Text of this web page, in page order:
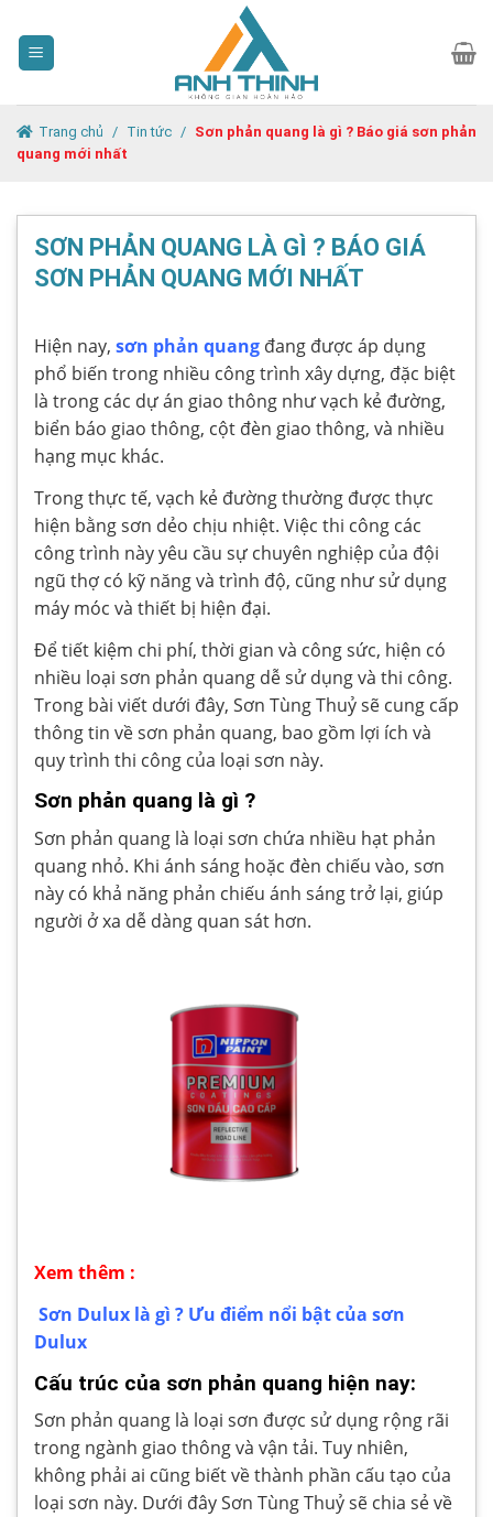
content
Trang chủ / Tin tức / Sơn phản quang là gì ? Báo giá sơn phản
quang mới nhất
SƠN PHẢN QUANG LÀ GÌ ? BÁO GIÁ
SƠN PHẢN QUANG MỚI NHẤT
Hiện nay, sơn phản quang đang được áp dụng
phổ biến trong nhiều công trình xây dựng, đặc biệt
là trong các dự án giao thông như vạch kẻ đường,
biển báo giao thông, cột đèn giao thông, và nhiều
hạng mục khác.
Trong thực tế, vạch kẻ đường thường được thực
hiện bằng sơn dẻo chịu nhiệt. Việc thi công các
công trình này yêu cầu sự chuyên nghiệp của đội
ngũ thợ có kỹ năng và trình độ, cũng như sử dụng
máy móc và thiết bị hiện đại.
Để tiết kiệm chi phí, thời gian và công sức, hiện có
nhiều loại sơn phản quang dễ sử dụng và thi công.
Trong bài viết dưới đây, Sơn Tùng Thuỷ sẽ cung cấp
thông tin về sơn phản quang, bao gồm lợi ích và
quy trình thi công của loại sơn này.
Sơn phản quang là gì ?
Sơn phản quang là loại sơn chứa nhiều hạt phản
quang nhỏ. Khi ánh sáng hoặc đèn chiếu vào, sơn
này có khả năng phản chiếu ánh sáng trở lại, giúp
người ở xa dễ dàng quan sát hơn.
Xem thêm :
Sơn Dulux là gì ? Ưu điểm nổi bật của sơn
Dulux
Cấu trúc của sơn phản quang hiện nay:
Sơn phản quang là loại sơn được sử dụng rộng rãi
trong ngành giao thông và vận tải. Tuy nhiên,
không phải ai cũng biết về thành phần cấu tạo của
loại sơn này. Dưới đây Sơn Tùng Thuỷ sẽ chia sẻ về